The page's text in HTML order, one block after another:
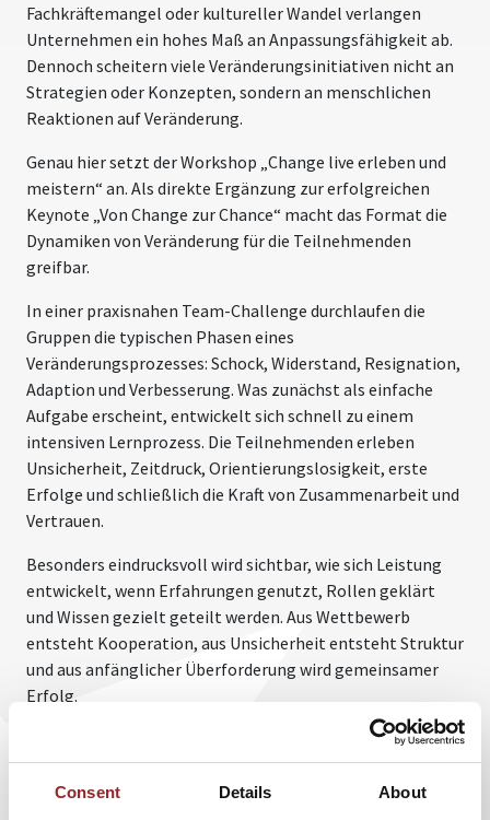
Consent Details About
Fachkräftemangel oder kultureller Wandel verlangen
Unternehmen ein hohes Maß an Anpassungsfähigkeit ab.
Dennoch scheitern viele Veränderungsinitiativen nicht an
Strategien oder Konzepten, sondern an menschlichen
Reaktionen auf Veränderung.
Genau hier setzt der Workshop „Change live erleben und
meistern“ an. Als direkte Ergänzung zur erfolgreichen
Keynote „Von Change zur Chance“ macht das Format die
Dynamiken von Veränderung für die Teilnehmenden
greifbar.
In einer praxisnahen Team-Challenge durchlaufen die
Gruppen die typischen Phasen eines
Veränderungsprozesses: Schock, Widerstand, Resignation,
Adaption und Verbesserung. Was zunächst als einfache
Aufgabe erscheint, entwickelt sich schnell zu einem
intensiven Lernprozess. Die Teilnehmenden erleben
Unsicherheit, Zeitdruck, Orientierungslosigkeit, erste
Erfolge und schließlich die Kraft von Zusammenarbeit und
Vertrauen.
Besonders eindrucksvoll wird sichtbar, wie sich Leistung
entwickelt, wenn Erfahrungen genutzt, Rollen geklärt
und Wissen gezielt geteilt werden. Aus Wettbewerb
entsteht Kooperation, aus Unsicherheit entsteht Struktur
und aus anfänglicher Überforderung wird gemeinsamer
Erfolg.
WORKSHOPS MIT NACHHALTIGEM
PRAXISTRANSFER